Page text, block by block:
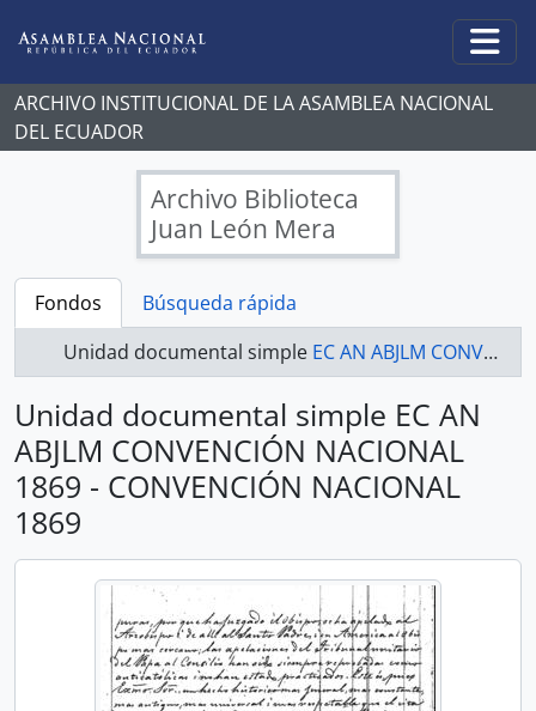
ARCHIVO INSTITUCIONAL DE LA ASAMBLEA NACIONAL
DEL ECUADOR
Archivo Biblioteca
Juan León Mera
Fondos
Búsqueda rápida
Unidad documental simple EC AN ABJLM CONVENCIÓN NACIONAL 1869 - CONVENCIÓN NACIONAL 1869
Unidad documental simple EC AN
ABJLM CONVENCIÓN NACIONAL
1869 - CONVENCIÓN NACIONAL
1869